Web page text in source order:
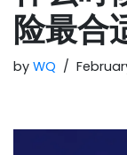
险最合
by WQ